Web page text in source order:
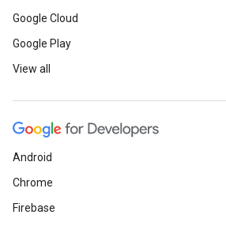
Google Cloud
Google Play
View all
Android
Chrome
Firebase